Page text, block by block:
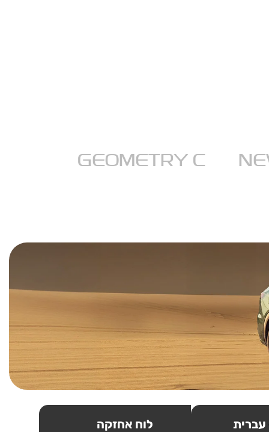
GEOMETRY C
לוח אחזקה